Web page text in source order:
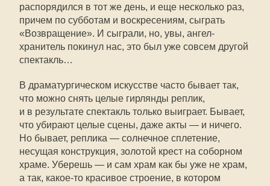
распорядился в тот же день, и еще несколько раз,
причем по субботам и воскресениям, сыграть
«Возвращение». И сыграли, но, увы, ангел-
хранитель покинул нас, это был уже совсем другой
спектакль…
В драматургическом искусстве часто бывает так,
что можно снять целые гирлянды реплик,
и в результате спектакль только выиграет. Бывает,
что убирают целые сцены, даже акты — и ничего.
Но бывает, реплика — солнечное сплетение,
несущая конструкция, золотой крест на соборном
храме. Уберешь — и сам храм как бы уже не храм,
а так, какое-то красивое строение, в котором